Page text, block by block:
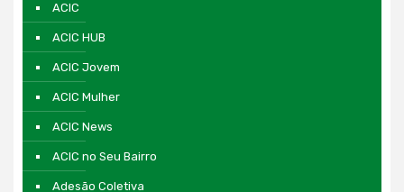
ACIC
ACIC HUB
ACIC Jovem
ACIC Mulher
ACIC News
ACIC no Seu Bairro
Adesão Coletiva